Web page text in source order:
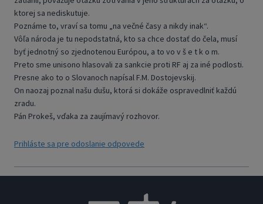
ktorej sa nediskutuje.
Poznáme to, vraví sa tomu „na večné časy a nikdy inak“.
Vôľa národa je tu nepodstatná, kto sa chce dostať do čela, musí
byť jednotný so zjednotenou Európou, a to vo v š e t k o m.
Preto sme unisono hlasovali za sankcie proti RF aj za iné podlosti.
Presne ako to o Slovanoch napísal F.M. Dostojevskij.
On naozaj poznal našu dušu, ktorá si dokáže ospravedlniť každú
zradu.
Pán Prokeš, vďaka za zaujímavý rozhovor.
Prihláste sa pre odoslanie odpovede